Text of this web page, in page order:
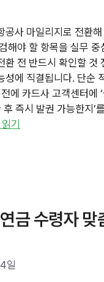
공사 마일리지로 전환
해야 할 항목을 실무
환 전 반드시 확인할 것
성에 직결됩니다. 단순
에 카드사 고객센터에
후 즉시 발권 가능한지’
기
금 수령자
일